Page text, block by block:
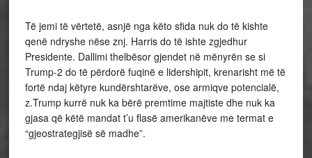
Të jemi të vërtetë, asnjë nga këto sfida nuk do të kishte
qenë ndryshe nëse znj. Harris do të ishte zgjedhur
Presidente. Dallimi thelbësor gjendet në mënyrën se si
Trump-2 do të përdorë fuqinë e lidershipit, krenarisht më të
fortë ndaj këtyre kundërshtarëve, ose armiqve potencialë,
z.Trump kurrë nuk ka bërë premtime majtiste dhe nuk ka
gjasa që këtë mandat t’u flasë amerikanëve me termat e
“gjeostrategjisë së madhe”.